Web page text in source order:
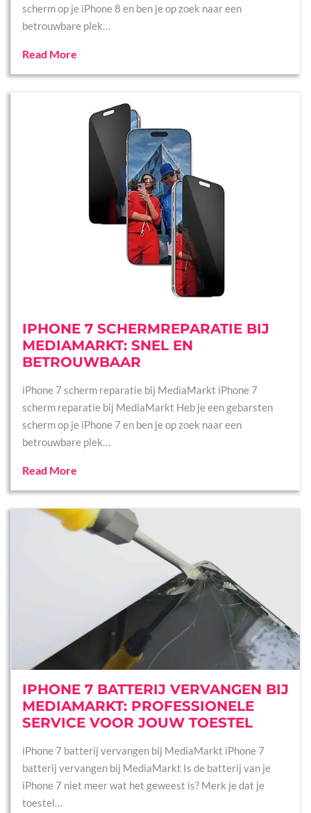
scherm op je iPhone 8 en ben je op zoek naar een
betrouwbare plek…
Read More
IPHONE 7 SCHERMREPARATIE BIJ
MEDIAMARKT: SNEL EN
BETROUWBAAR
iPhone 7 scherm reparatie bij MediaMarkt iPhone 7
scherm reparatie bij MediaMarkt Heb je een gebarsten
scherm op je iPhone 7 en ben je op zoek naar een
betrouwbare plek…
Read More
IPHONE 7 BATTERIJ VERVANGEN BIJ
MEDIAMARKT: PROFESSIONELE
SERVICE VOOR JOUW TOESTEL
iPhone 7 batterij vervangen bij MediaMarkt iPhone 7
batterij vervangen bij MediaMarkt Is de batterij van je
iPhone 7 niet meer wat het geweest is? Merk je dat je
toestel…